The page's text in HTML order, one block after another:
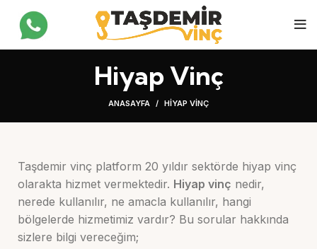
Hiyap Vinç
ANASAYFA HIYAP VINÇ
Taşdemir vinç platform 20 yıldır sektörde hiyap vinç
olarakta hizmet vermektedir. Hiyap vinç nedir,
nerede kullanılır, ne amacla kullanılır, hangi
bölgelerde hizmetimiz vardır? Bu sorular hakkında
sizlere bilgi vereceğim;